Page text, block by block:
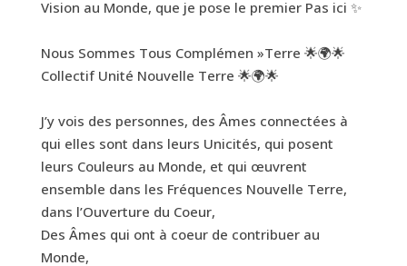
Vision au Monde, que je pose le premier Pas ici ✨
Nous Sommes Tous Complémen »Terre 🌟🌍🌟
Collectif Unité Nouvelle Terre 🌟🌍🌟
J’y vois des personnes, des Âmes connectées à
qui elles sont dans leurs Unicités, qui posent
leurs Couleurs au Monde, et qui œuvrent
ensemble dans les Fréquences Nouvelle Terre,
dans l’Ouverture du Coeur,
Des Âmes qui ont à coeur de contribuer au
Monde,